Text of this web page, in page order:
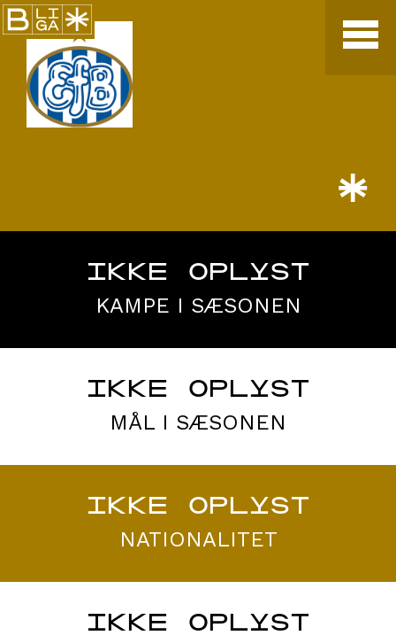
*
IKKE OPLYST
KAMPE I SÆSONEN
IKKE OPLYST
MÅL I SÆSONEN
IKKE OPLYST
NATIONALITET
IKKE OPLYST